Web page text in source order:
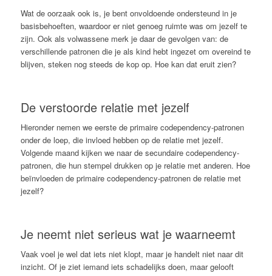
Wat de oorzaak ook is, je bent onvoldoende ondersteund in je
basisbehoeften, waardoor er niet genoeg ruimte was om jezelf te
zijn. Ook als volwassene merk je daar de gevolgen van: de
verschillende patronen die je als kind hebt ingezet om overeind te
blijven, steken nog steeds de kop op. Hoe kan dat eruit zien?
De verstoorde relatie met jezelf
Hieronder nemen we eerste de primaire codependency-patronen
onder de loep, die invloed hebben op de relatie met jezelf.
Volgende maand kijken we naar de secundaire codependency-
patronen, die hun stempel drukken op je relatie met anderen. Hoe
beïnvloeden de primaire codependency-patronen de relatie met
jezelf?
Je neemt niet serieus wat je waarneemt
Vaak voel je wel dat iets niet klopt, maar je handelt niet naar dit
inzicht. Of je ziet iemand iets schadelijks doen, maar gelooft